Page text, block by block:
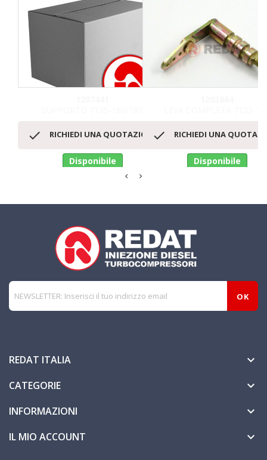
 RICHIEDI UNA QUOTAZIONE
Disponibile
 RICHIEDI UNA
Disponibile
REDAT ITALIA 
CATEGORIE 
INFORMAZIONI 
IL MIO ACCOUNT 